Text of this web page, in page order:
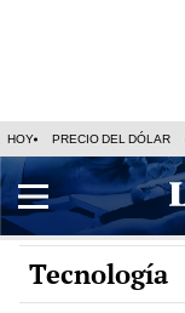
HOY PRECIO DEL DÓLAR
Tecnología